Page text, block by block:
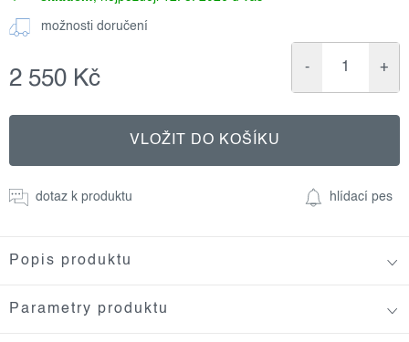
možnosti doručení
2 550 Kč
cena:
VLOŽIT DO KOŠÍKU
dotaz k produktu hlídací pes
Popis produktu
Parametry produktu